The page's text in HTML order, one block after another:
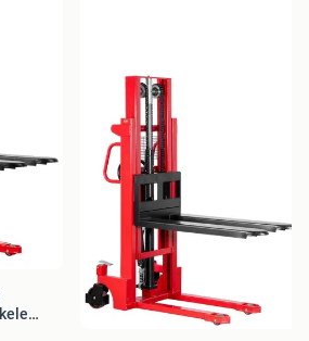
en is het geluidsniveau laag.
workshop, professioneel
website
www.torros.nl